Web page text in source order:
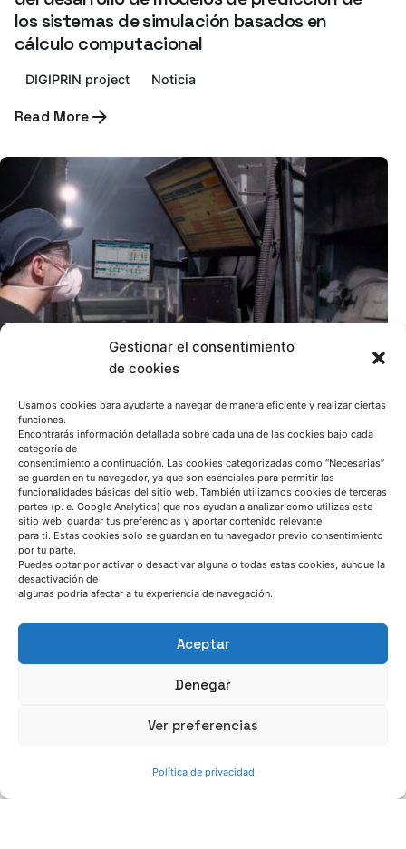
Gestionar el consentimiento
de cookies
Usamos cookies para ayudarte a navegar de manera eficiente y realizar ciertas
funciones.
Encontrarás información detallada sobre cada una de las cookies bajo cada
categoría de
consentimiento a continuación. Las cookies categorizadas como “Necesarias”
se guardan en tu navegador, ya que son esenciales para permitir las
funcionalidades básicas del sitio web. También utilizamos cookies de terceras
partes (p. e. Google Analytics) que nos ayudan a analizar cómo utilizas este
sitio web, guardar tus preferencias y aportar contenido relevante
para ti. Estas cookies solo se guardan en tu navegador previo consentimiento
por tu parte.
Puedes optar por activar o desactivar alguna o todas estas cookies, aunque la
desactivación de
algunas podría afectar a tu experiencia de navegación.
Aceptar
Denegar
Ver preferencias
Política de privacidad
los sistemas de simulación basados en
cálculo computacional
DIGIPRIN project Noticia
Read More
Azterlan Team
febrero 26, 2024
Inteligencia Artificial y gemelos digitales
para optimizar el proceso de fusión en